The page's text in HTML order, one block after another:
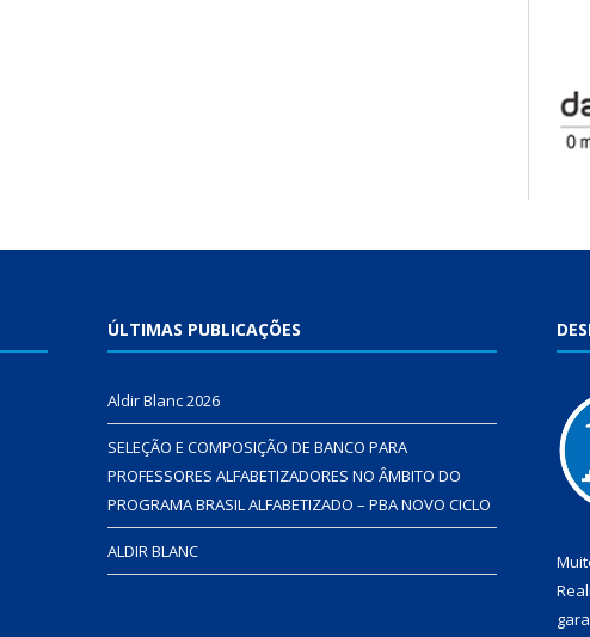
ÚLTIMAS PUBLICAÇÕES
Aldir Blanc 2026
SELEÇÃO E COMPOSIÇÃO DE BANCO PARA
PROFESSORES ALFABETIZADORES NO ÂMBITO DO
PROGRAMA BRASIL ALFABETIZADO – PBA NOVO CICLO
ALDIR BLANC